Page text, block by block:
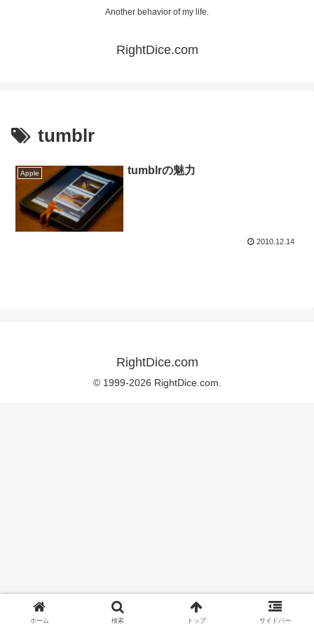
Another behavior of my life.
RightDice.com
tumblr
Apple tumblrの魅力
2010.12.14
RightDice.com
© 1999-2026 RightDice.com.
ホーム 検索 トップ サイドバー